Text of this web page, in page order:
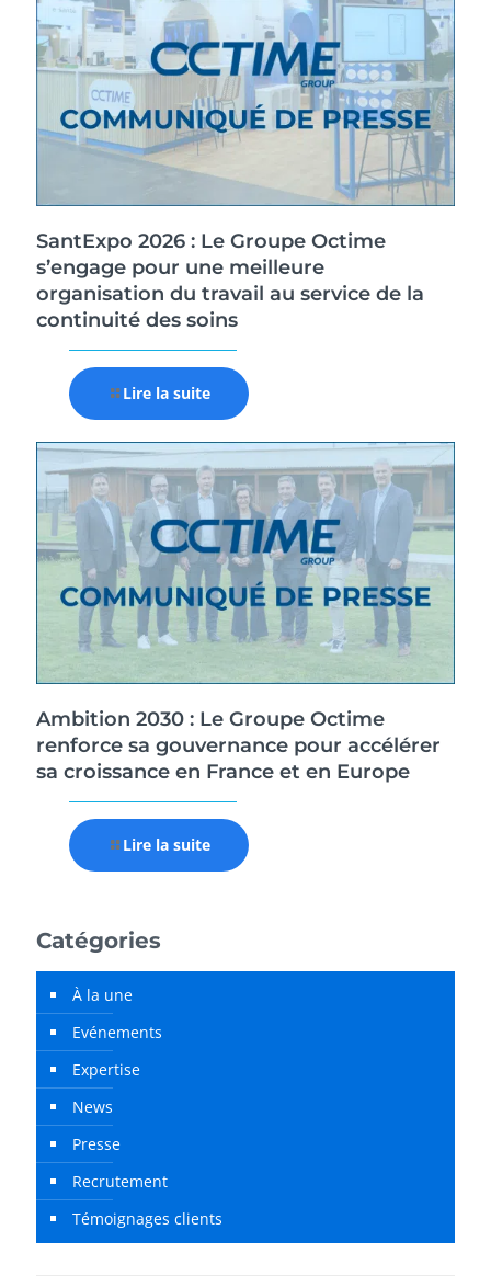
SantExpo 2026 : Le Groupe Octime
s’engage pour une meilleure
organisation du travail au service de la
continuité des soins
Lire la suite
Ambition 2030 : Le Groupe Octime
renforce sa gouvernance pour accélérer
sa croissance en France et en Europe
Lire la suite
Catégories
À la une
Evénements
Expertise
News
Presse
Recrutement
Témoignages clients